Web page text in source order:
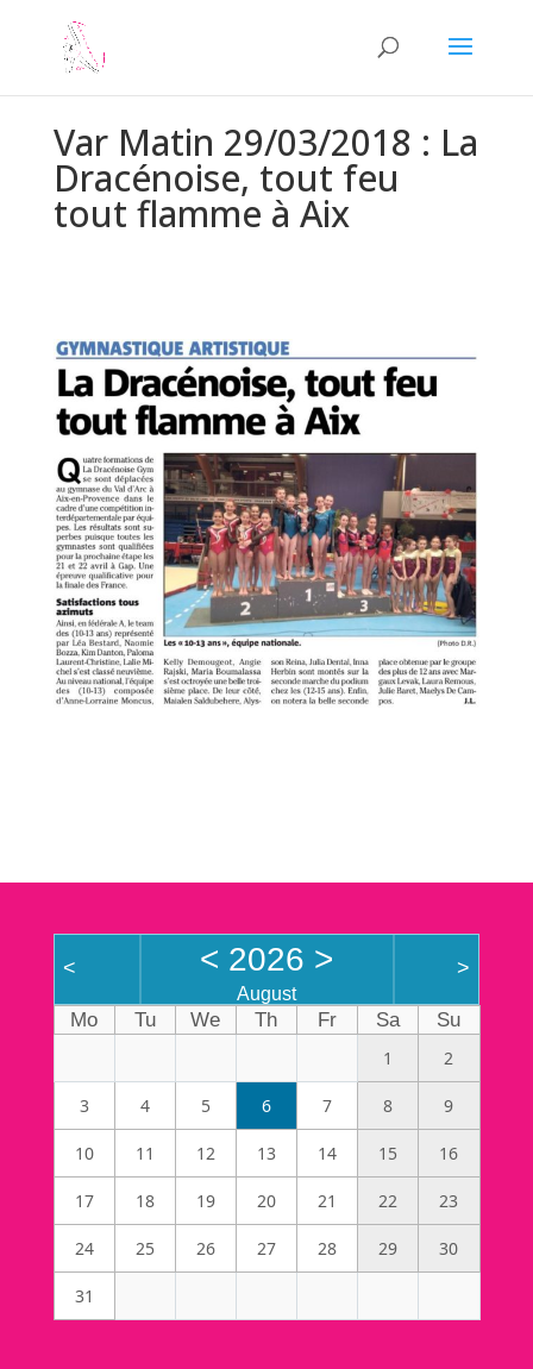
Var Matin 29/03/2018 : La
Dracénoise, tout feu
tout flamme à Aix
< < 2026 >
August
>
Mo Tu We Th Fr Sa
Su
1
2
3 4 5 6 7 8 9
10 11 12 13 14 15 16
17 18 19 20 21 22 23
24 25 26 27 28 29 30
31